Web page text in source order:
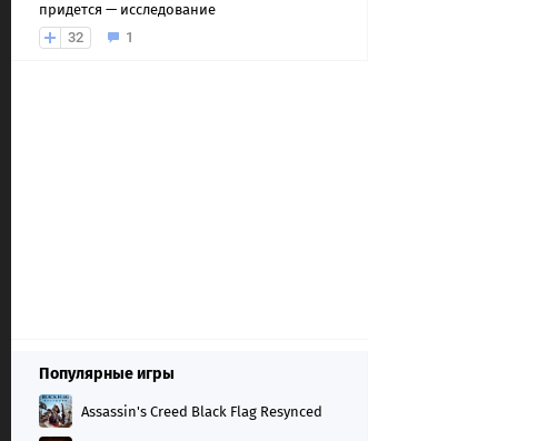
придется — исследование
32
1
Популярные игры
Assassin's Creed Black Flag Resynced